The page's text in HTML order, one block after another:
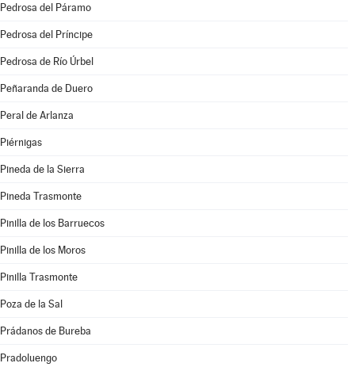
Pedrosa del Páramo
Pedrosa del Príncipe
Pedrosa de Río Úrbel
Peñaranda de Duero
Peral de Arlanza
Piérnigas
Pineda de la Sierra
Pineda Trasmonte
Pinilla de los Barruecos
Pinilla de los Moros
Pinilla Trasmonte
Poza de la Sal
Prádanos de Bureba
Pradoluengo